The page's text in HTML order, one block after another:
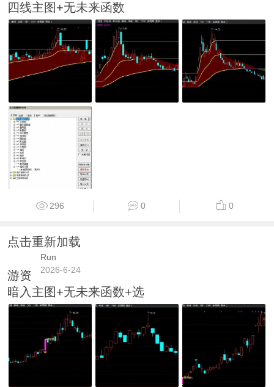
四线主图+无未来函数
296 0 0
点击重新加载
Run
2026-6-24
游资
暗入主图+无未来函数+选